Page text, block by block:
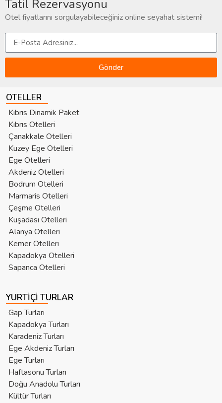
Tatil Rezervasyonu
Otel fiyatlarını sorgulayabileceğiniz online seyahat sistemi!
Gönder
OTELLER
Kıbrıs Dinamik Paket
Kıbrıs Otelleri
Çanakkale Otelleri
Kuzey Ege Otelleri
Ege Otelleri
Akdeniz Otelleri
Bodrum Otelleri
Marmaris Otelleri
Çeşme Otelleri
Kuşadası Otelleri
Alanya Otelleri
Kemer Otelleri
Kapadokya Otelleri
Sapanca Otelleri
YURTIÇI TURLAR
Gap Turları
Kapadokya Turları
Karadeniz Turları
Ege Akdeniz Turları
Ege Turları
Haftasonu Turları
Doğu Anadolu Turları
Kültür Turları